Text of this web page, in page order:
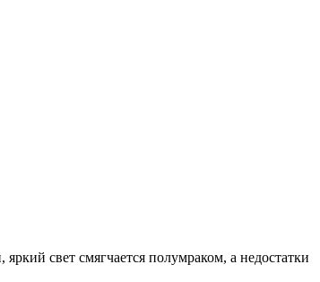
свет смягчается полумраком, а недостатки